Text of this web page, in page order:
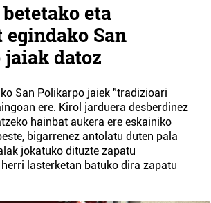
eta
egindako San
datoz
San Polikarpo jaiek "tradizioari
ere. Kirol jarduera desberdinez
hainbat aukera ere eskainiko
bigarrenez antolatu duten pala
jokatuko dituzte zapatu
lasterketan batuko dira zapatu